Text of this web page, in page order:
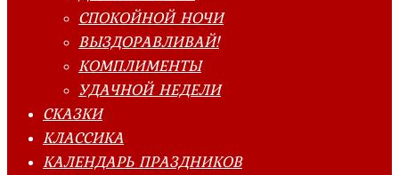
СПОКОЙНОЙ НОЧИ
ВЫЗДОРАВЛИВАЙ!
КОМПЛИМЕНТЫ
УДАЧНОЙ НЕДЕЛИ
СКАЗКИ
КЛАССИКА
КАЛЕНДАРЬ ПРАЗДНИКОВ